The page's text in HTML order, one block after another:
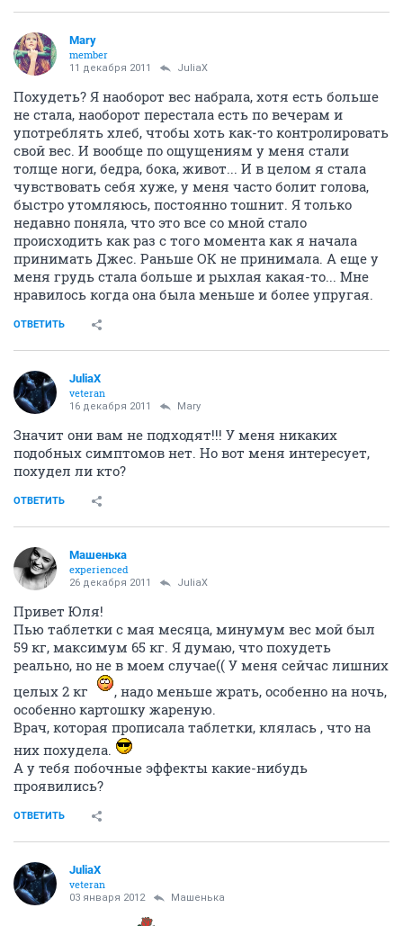
Marу
member
11 декабря 2011 JuliaX
Похудеть? Я наоборот вес набрала, хотя есть больше
не стала, наоборот перестала есть по вечерам и
употреблять хлеб, чтобы хоть как-то контролировать
свой вес. И вообще по ощущениям у меня стали
толще ноги, бедра, бока, живот... И в целом я стала
чувствовать себя хуже, у меня часто болит голова,
быстро утомляюсь, постоянно тошнит. Я только
недавно поняла, что это все со мной стало
происходить как раз с того момента как я начала
принимать Джес. Раньше ОК не принимала. А еще у
меня грудь стала больше и рыхлая какая-то... Мне
нравилось когда она была меньше и более упругая.
ОТВЕТИТЬ
JuliaX
veteran
16 декабря 2011 Marу
Значит они вам не подходят!!! У меня никаких
подобных симптомов нет. Но вот меня интересует,
похудел ли кто?
ОТВЕТИТЬ
Машенька
experienced
26 декабря 2011 JuliaX
Привет Юля!
Пью таблетки с мая месяца, минумум вес мой был
59 кг, максимум 65 кг. Я думаю, что похудеть
реально, но не в моем случае(( У меня сейчас лишних
целых 2 кг
, надо меньше жрать, особенно на ночь,
особенно картошку жареную.
Врач, которая прописала таблетки, клялась , что на
них похудела.
А у тебя побочные эффекты какие-нибудь
проявились?
ОТВЕТИТЬ
JuliaX
veteran
03 января 2012 Машенька